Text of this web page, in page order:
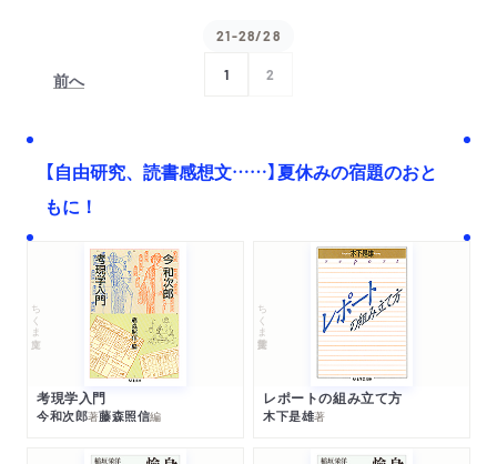
前へ
21-28/28
1 2
【自由研究、読書感想文……】夏休みの宿題のおと
もに！
ちくま文庫
考現学入門
今和次郎著藤森照信編
ちくま学芸文庫
レポートの組み立て方
木下是雄著